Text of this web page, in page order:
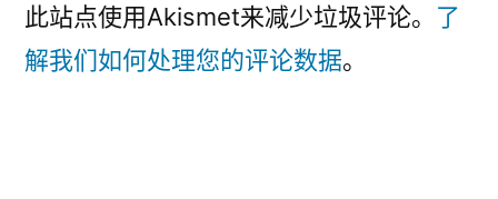
此站点使用Akismet来减少垃圾评论。 了
解我们如何处理您的评论数据。